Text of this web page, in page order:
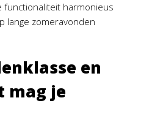
harmonieus
lange zomeravonden
en
mag je